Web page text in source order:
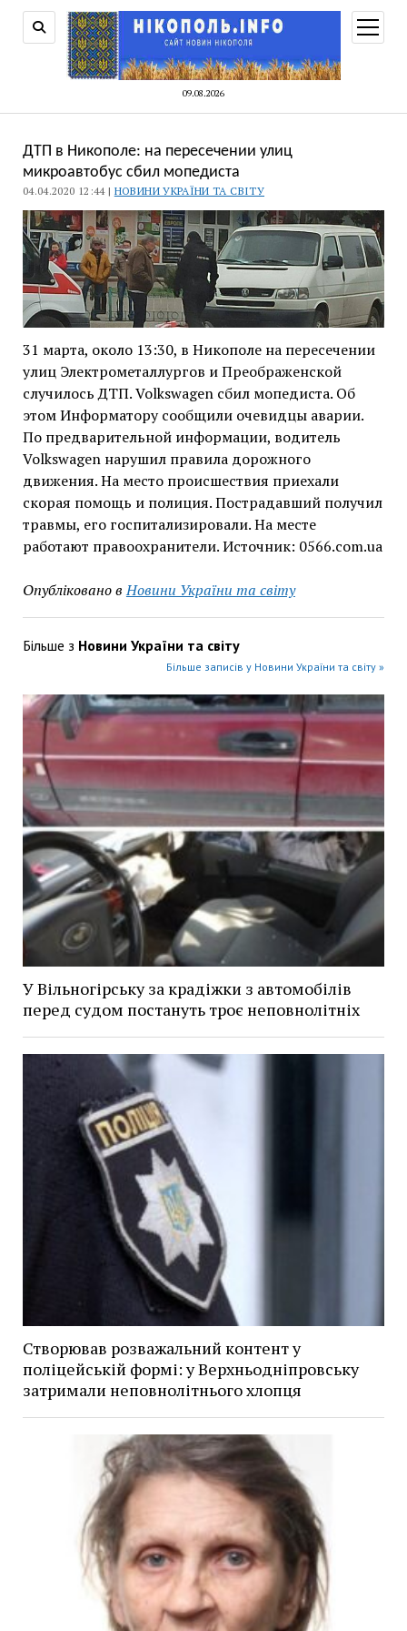
09.08.2026
меню
ДТП в Никополе: на пересечении улиц
микроавтобус сбил мопедиста
04.04.2020 12:44 | НОВИНИ УКРАЇНИ ТА СВІТУ
31 марта, около 13:30, в Никополе на пересечении
улиц Электрометаллургов и Преображенской
случилось ДТП. Volkswagen сбил мопедиста. Об
этом Информатору сообщили очевидцы аварии.
По предварительной информации, водитель
Volkswagen нарушил правила дорожного
движения. На место происшествия приехали
скорая помощь и полиция. Пострадавший получил
травмы, его госпитализировали. На месте
работают правоохранители. Источник: 0566.com.ua
Опубліковано в Новини України та світу
Більше з Новини України та світу
Більше записів у Новини України та світу »
У Вільногірську за крадіжки з автомобілів
перед судом постануть троє неповнолітніх
Створював розважальний контент у
поліцейській формі: у Верхньодніпровську
затримали неповнолітнього хлопця